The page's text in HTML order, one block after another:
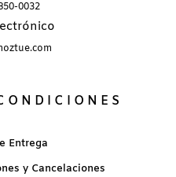
0032
Entrega
y Cancelaciones